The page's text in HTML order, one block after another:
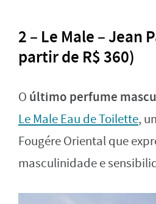
2 – Le Male – Jean
partir de R$ 360)
O último perfume
Le Male Eau de Toilette,
Fougére Oriental que
masculinidade e